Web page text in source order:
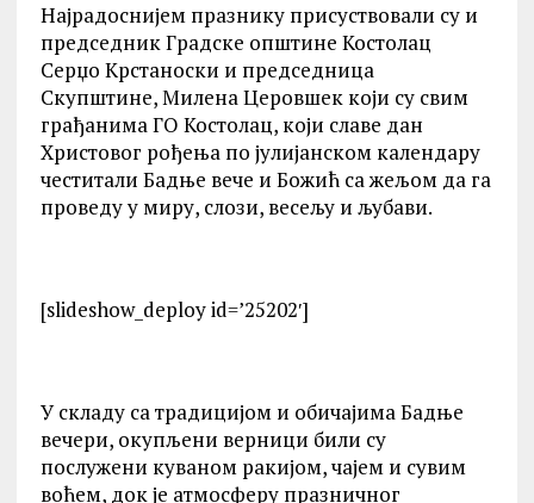
Најрадоснијем празнику присуствовали су и
председник Градске општине Костолац
Серџо Крстаноски и председница
Скупштине, Милена Церовшек који су свим
грађанима ГО Костолац, који славе дан
Христовог рођења по јулијанском календару
честитали Бадње вече и Божић са жељом да га
проведу у миру, слози, весељу и љубави.
[slideshow_deploy id=’25202′]
У складу са традицијом и обичајима Бадње
вечери, окупљени верници били су
послужени куваном ракијом, чајем и сувим
воћем, док је атмосферу празничног